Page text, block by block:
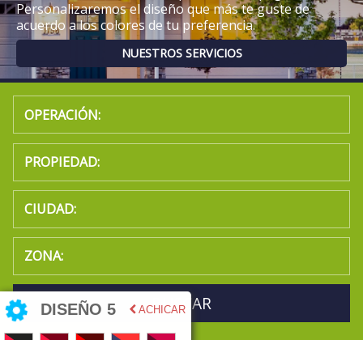
DISEÑO 5 ACHICAR
Personalizaremos el diseño que más te guste de
acuerdo a los colores de tu preferencia.
NUESTROS SERVICIOS
BUSCAR